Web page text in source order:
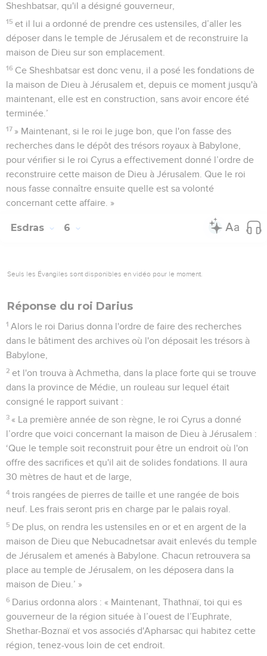
Sheshbatsar, qu'il a désigné gouverneur,
15 et il lui a ordonné de prendre ces ustensiles, d’aller les
déposer dans le temple de Jérusalem et de reconstruire la
maison de Dieu sur son emplacement.
16 Ce Sheshbatsar est donc venu, il a posé les fondations de
la maison de Dieu à Jérusalem et, depuis ce moment jusqu'à
maintenant, elle est en construction, sans avoir encore été
terminée.’
17 » Maintenant, si le roi le juge bon, que l'on fasse des
recherches dans le dépôt des trésors royaux à Babylone,
pour vérifier si le roi Cyrus a effectivement donné l’ordre de
reconstruire cette maison de Dieu à Jérusalem. Que le roi
nous fasse connaître ensuite quelle est sa volonté
concernant cette affaire. »
Esdras 6
Seuls les Évangiles sont disponibles en vidéo pour le moment.
Réponse du roi Darius
1 Alors le roi Darius donna l'ordre de faire des recherches
dans le bâtiment des archives où l'on déposait les trésors à
Babylone,
2 et l'on trouva à Achmetha, dans la place forte qui se trouve
dans la province de Médie, un rouleau sur lequel était
consigné le rapport suivant :
3 « La première année de son règne, le roi Cyrus a donné
l’ordre que voici concernant la maison de Dieu à Jérusalem :
‘Que le temple soit reconstruit pour être un endroit où l'on
offre des sacrifices et qu'il ait de solides fondations. Il aura
30 mètres de haut et de large,
4 trois rangées de pierres de taille et une rangée de bois
neuf. Les frais seront pris en charge par le palais royal.
5 De plus, on rendra les ustensiles en or et en argent de la
maison de Dieu que Nebucadnetsar avait enlevés du temple
de Jérusalem et amenés à Babylone. Chacun retrouvera sa
place au temple de Jérusalem, on les déposera dans la
maison de Dieu.’ »
6 Darius ordonna alors : « Maintenant, Thathnaï, toi qui es
gouverneur de la région située à l’ouest de l’Euphrate,
Shethar-Boznaï et vos associés d'Apharsac qui habitez cette
région, tenez-vous loin de cet endroit.